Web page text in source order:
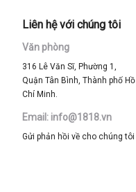
Liên hệ với chúng tôi
Văn phòng
316 Lê Văn Sĩ, Phường 1,
Quận Tân Bình, Thành phố Hồ
Chí Minh.
Email: info@1818.vn
Gửi phản hồi về cho chúng tôi